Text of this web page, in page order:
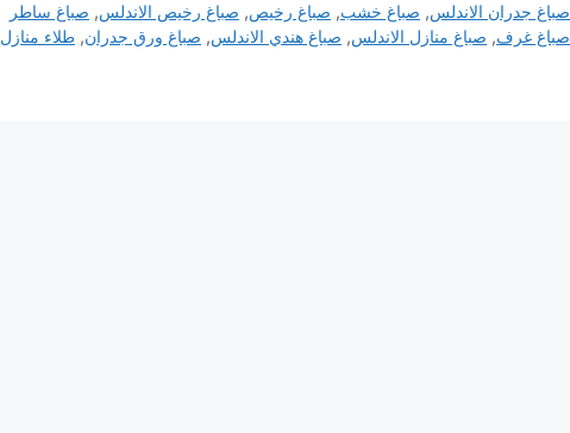
صباغ جدران الاندلس, صباغ خشب, صباغ رخيص, صباغ رخيص الاندلس, صباغ ساطر
صباغ غرف, صباغ منازل الاندلس, صباغ هندي الاندلس, صباغ ورق جدران, طلاء منازل